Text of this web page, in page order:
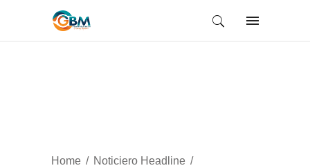
Home
Noticiero Headline